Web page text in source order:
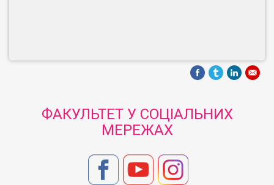
ФАКУЛЬТЕТ У СОЦІАЛЬНИХ
МЕРЕЖАХ